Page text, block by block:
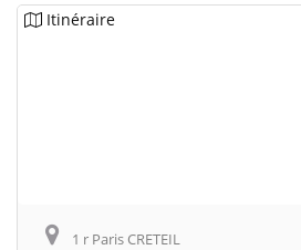
Itinéraire
1 r Paris CRETEIL